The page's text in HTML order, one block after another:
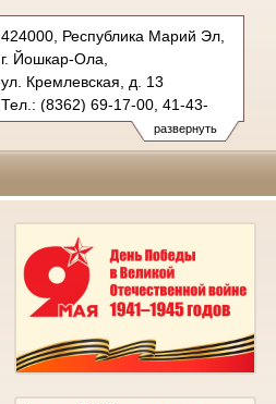
развернуть
424000, Республика Марий Эл,
г. Йошкар-Ола,
ул. Кремлевская, д. 13
Тел.: (8362) 69-17-00, 41-43-
89 (ф.)
vs.mari@sudrf.ru